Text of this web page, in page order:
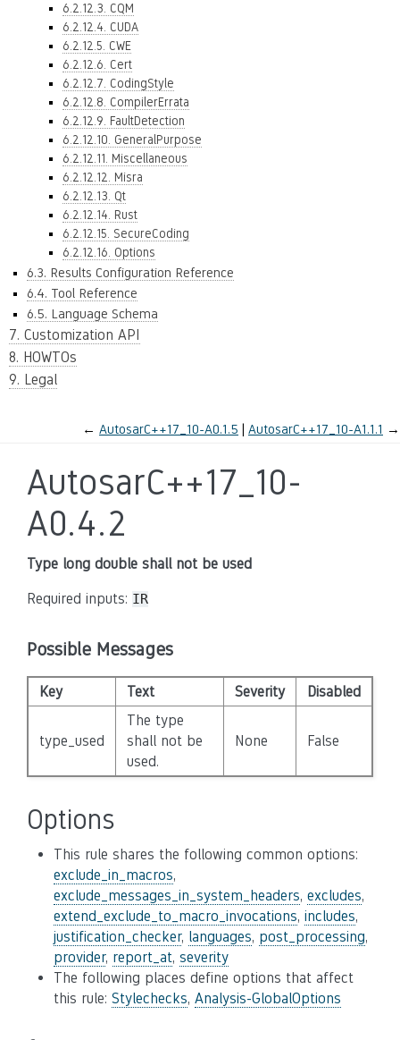
6.2.12.3. CQM
6.2.12.4. CUDA
6.2.12.5. CWE
6.2.12.6. Cert
6.2.12.7. CodingStyle
6.2.12.8. CompilerErrata
6.2.12.9. FaultDetection
6.2.12.10. GeneralPurpose
6.2.12.11. Miscellaneous
6.2.12.12. Misra
6.2.12.13. Qt
6.2.12.14. Rust
6.2.12.15. SecureCoding
6.2.12.16. Options
6.3. Results Configuration Reference
6.4. Tool Reference
6.5. Language Schema
7. Customization API
8. HOWTOs
9. Legal
← AutosarC++17_10-A0.1.5 AutosarC++17_10-A1.1.1 →
AutosarC++17_10-
A0.4.2
Type long double shall not be used
Required inputs: IR
Possible Messages
Key Text Severity Disabled
type_used
The type
shall not be
used.
None False
Options
This rule shares the following common options:
exclude_in_macros,
exclude_messages_in_system_headers, excludes,
extend_exclude_to_macro_invocations, includes,
justification_checker, languages, post_processing,
provider, report_at, severity
The following places define options that affect
this rule: Stylechecks, Analysis-GlobalOptions